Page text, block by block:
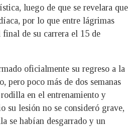
luego de que se revelara que
por lo que entre lágrimas
de su carrera el 15 de
oficialmente su regreso a la
pero poco más de dos semanas
en el entrenamiento y
su lesión no se consideró grave,
se habían desgarrado y un